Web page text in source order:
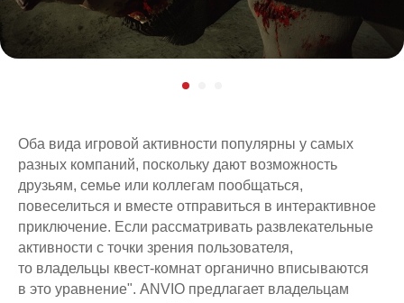
Оба вида игровой активности популярны у самых
разных компаний, поскольку дают возможность
друзьям, семье или коллегам пообщаться,
повеселиться и вместе отправиться в интерактивное
приключение. Если рассматривать развлекательные
активности с точки зрения пользователя,
то владельцы квест-комнат органично вписываются
в это уравнение". ANVIO предлагает владельцам